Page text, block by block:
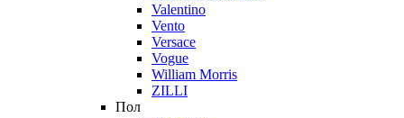
Valentino
Vento
Versace
Vogue
William Morris
ZILLI
Пол